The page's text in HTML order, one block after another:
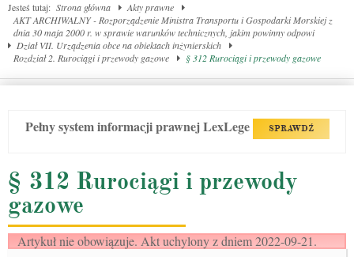
Jesteś tutaj: Strona główna
Akty prawne
AKT ARCHIWALNY - Rozporządzenie Ministra Transportu i Gospodarki Morskiej z
dnia 30 maja 2000 r. w sprawie warunków technicznych, jakim powinny odpowi
Dział VII. Urządzenia obce na obiektach inżynierskich
Rozdział 2. Rurociągi i przewody gazowe
§ 312 Rurociągi i przewody gazowe
Pełny system informacji prawnej LexLege SPRAWDŹ
§ 312 Rurociągi i przewody
gazowe
Artykuł nie obowiązuje. Akt uchylony z dniem 2022-09-21.